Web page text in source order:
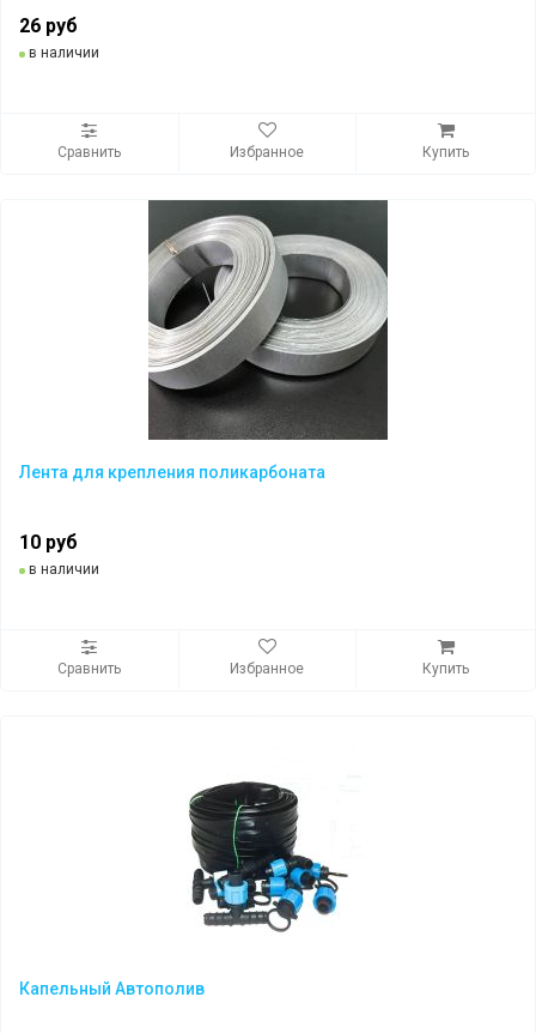
26 руб
в наличии
Сравнить Избранное Купить
Лента для крепления поликарбоната
10 руб
в наличии
Сравнить Избранное Купить
Капельный Автополив